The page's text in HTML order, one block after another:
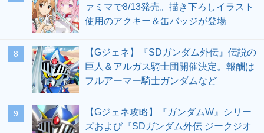
ァミマで8/13発売。描き下ろしイラスト
使用のアクキー＆缶バッジが登場
8
【Gジェネ】『SDガンダム外伝』伝説の
巨人＆アルガス騎士団開催決定。報酬は
フルアーマー騎士ガンダムなど
9
【Gジェネ攻略】『ガンダムW』シリー
ズおよび『SDガンダム外伝 ジークジオ